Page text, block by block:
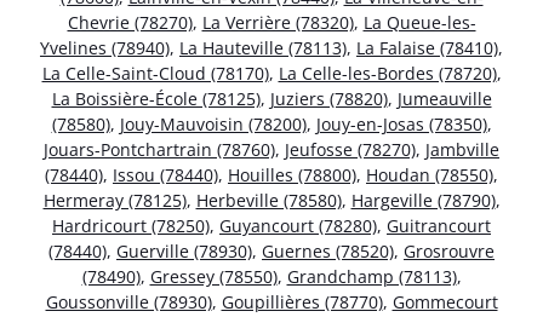
Chevrie (78270), La Verrière (78320), La Queue-les-
Yvelines (78940), La Hauteville (78113), La Falaise (78410),
La Celle-Saint-Cloud (78170), La Celle-les-Bordes (78720),
La Boissière-École (78125), Juziers (78820), Jumeauville
(78580), Jouy-Mauvoisin (78200), Jouy-en-Josas (78350),
Jouars-Pontchartrain (78760), Jeufosse (78270), Jambville
(78440), Issou (78440), Houilles (78800), Houdan (78550),
Hermeray (78125), Herbeville (78580), Hargeville (78790),
Hardricourt (78250), Guyancourt (78280), Guitrancourt
(78440), Guerville (78930), Guernes (78520), Grosrouvre
(78490), Gressey (78550), Grandchamp (78113),
Goussonville (78930), Goupillières (78770), Gommecourt